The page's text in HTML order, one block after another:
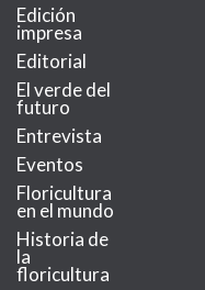
Edición
impresa
Editorial
El verde del
futuro
Entrevista
Eventos
Floricultura
en el mundo
Historia de
la
floricultura